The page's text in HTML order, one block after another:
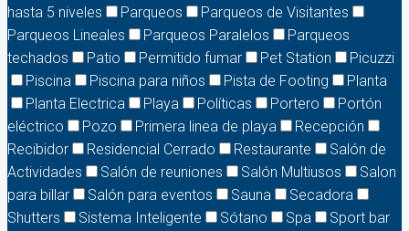
hasta 5 niveles
Parqueos
Parqueos de Visitantes
Parqueos Lineales
Parqueos Paralelos
Parqueos
techados
Patio Permitido fumar Pet Station
Picuzzi
Piscina
Piscina para niños Pista de Footing
Planta
Planta Electrica
Playa Políticas Portero
Portón
eléctrico
Pozo Primera linea de playa
Recepción
Recibidor
Residencial Cerrado Restaurante
Salón de
Actividades
Salón de reuniones Salón Multiusos
Salon
para billar
Salón para eventos Sauna
Secadora
Shutters
Sistema Inteligente Sótano Spa
Sport bar